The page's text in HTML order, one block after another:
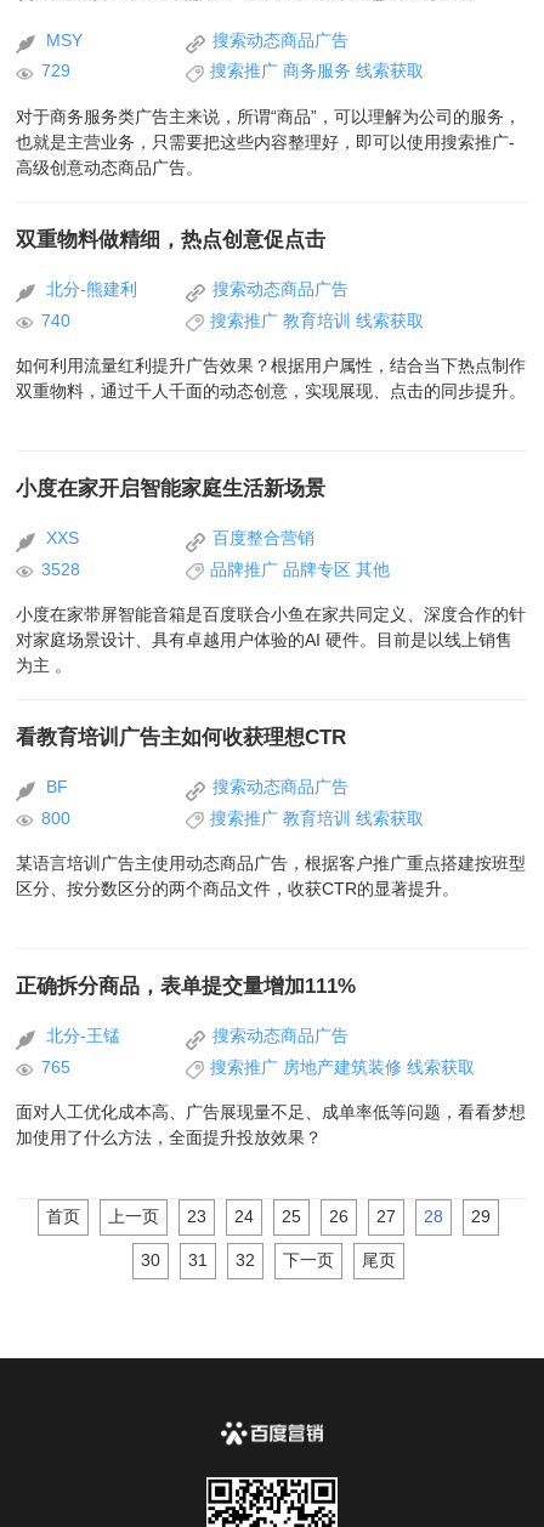
MSY
搜索动态商品广告
729
搜索推广 商务服务 线索获取
对于商务服务类广告主来说，所谓“商品”，可以理解为公司的服务，
也就是主营业务，只需要把这些内容整理好，即可以使用搜索推广-
高级创意动态商品广告。
双重物料做精细，热点创意促点击
北分-熊建利
搜索动态商品广告
740
搜索推广 教育培训 线索获取
如何利用流量红利提升广告效果？根据用户属性，结合当下热点制作
双重物料，通过千人千面的动态创意，实现展现、点击的同步提升。
小度在家开启智能家庭生活新场景
XXS
百度整合营销
3528
品牌推广 品牌专区 其他
小度在家带屏智能音箱是百度联合小鱼在家共同定义、深度合作的针
对家庭场景设计、具有卓越用户体验的AI 硬件。目前是以线上销售
为主 。
看教育培训广告主如何收获理想CTR
BF
搜索动态商品广告
800
搜索推广 教育培训 线索获取
某语言培训广告主使用动态商品广告，根据客户推广重点搭建按班型
区分、按分数区分的两个商品文件，收获CTR的显著提升。
正确拆分商品，表单提交量增加111%
北分-王锰
搜索动态商品广告
765
搜索推广 房地产建筑装修 线索获取
面对人工优化成本高、广告展现量不足、成单率低等问题，看看梦想
加使用了什么方法，全面提升投放效果？
首页 上一页 23 24 25 26 27 28 29
30 31 32 下一页 尾页